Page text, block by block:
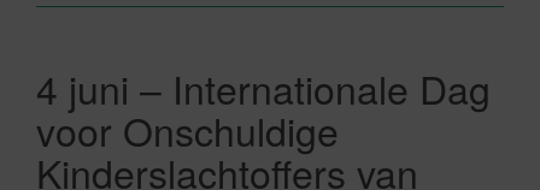
4 juni – Internationale Dag
voor Onschuldige
Kinderslachtoffers van